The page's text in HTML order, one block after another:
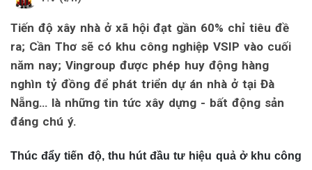
Tiến độ xây nhà ở xã hội đạt gần 60% chỉ tiêu đề
ra; Cần Thơ sẽ có khu công nghiệp VSIP vào cuối
năm nay; Vingroup được phép huy động hàng
nghìn tỷ đồng để phát triển dự án nhà ở tại Đà
Nẵng… là những tin tức xây dựng - bất động sản
đáng chú ý.
Thúc đẩy tiến độ, thu hút đầu tư hiệu quả ở khu công